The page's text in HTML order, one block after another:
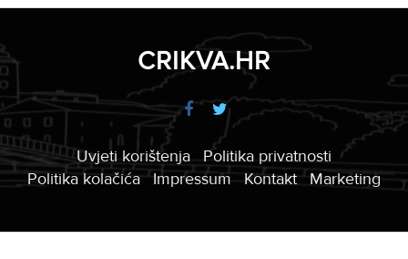
CRIKVA.HR
Uvjeti korištenja
Politika privatnosti
Politika kolačića
Impressum Kontakt Marketing